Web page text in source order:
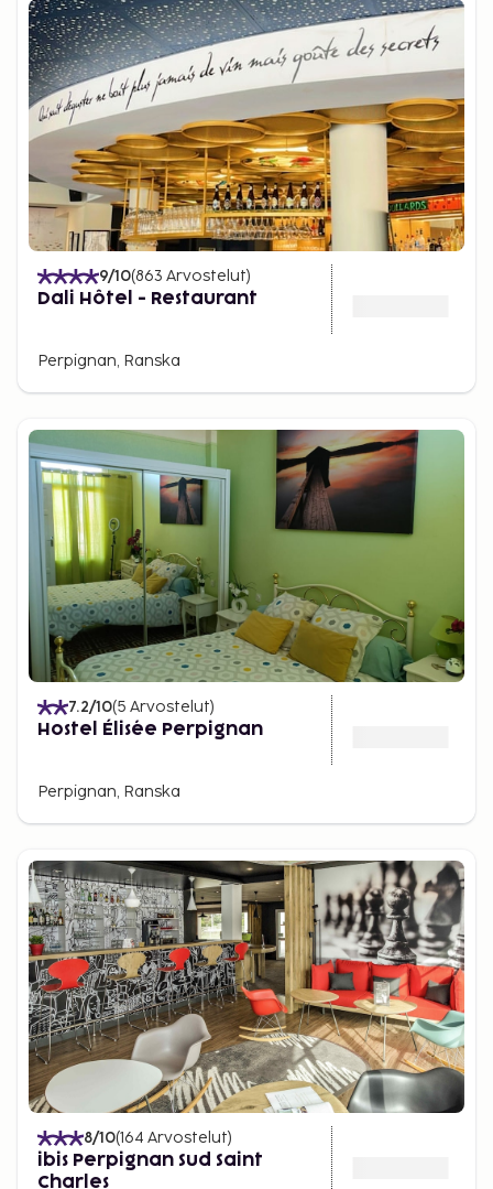
9/10(863 Arvostelut)
Dali Hôtel - Restaurant
Perpignan, Ranska
7.2/10(5 Arvostelut)
Hostel Élisée Perpignan
Perpignan, Ranska
8/10(164 Arvostelut)
ibis Perpignan Sud Saint
Charles